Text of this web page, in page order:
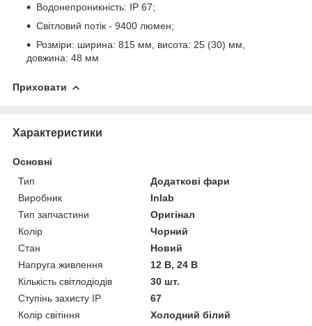
Водонепроникність: IP 67;
Світловий потік - 9400 люмен;
Розміри: ширина: 815 мм, висота: 25 (30) мм,
довжина: 48 мм
Приховати
Характеристики
Основні
Тип
Додаткові фари
Виробник
Inlab
Тип запчастини
Оригінал
Колір
Чорний
Стан
Новий
Напруга живлення
12 В, 24 В
Кількість світлодіодів
30 шт.
Ступінь захисту IP
67
Колір світіння
Холодний білий